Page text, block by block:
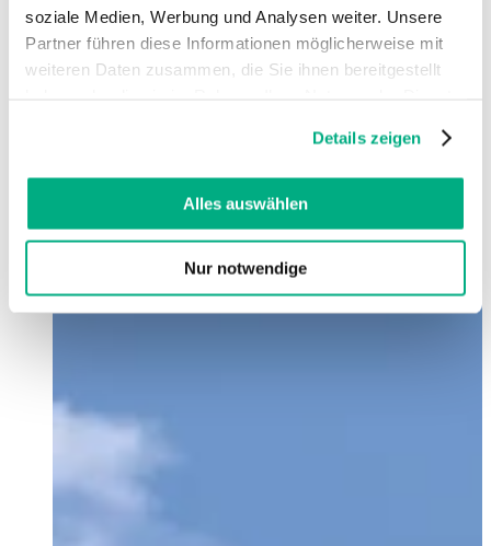
soziale Medien, Werbung und Analysen weiter. Unsere
Partner führen diese Informationen möglicherweise mit
weiteren Daten zusammen, die Sie ihnen bereitgestellt
Cookies, wenn Sie unsere Webseite weiterhin nutzen.
Weitere Informationen finden Sie in
DatenschutzerklärungundImpressum
Details zeigen
Alles auswählen
Nur notwendige